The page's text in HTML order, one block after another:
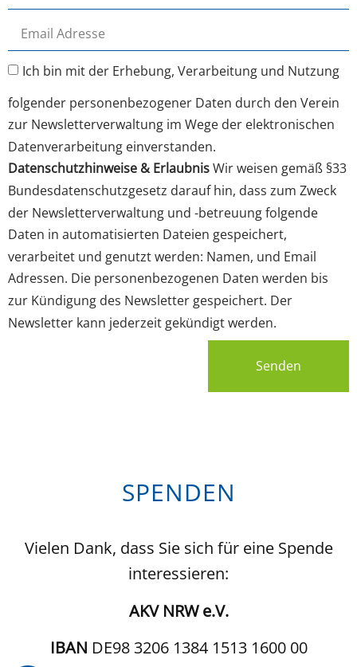
Ich bin mit der Erhebung, Verarbeitung und Nutzung
folgender personenbezogener Daten durch den Verein
zur Newsletterverwaltung im Wege der elektronischen
Datenverarbeitung einverstanden.
Datenschutzhinweise & ErlaubnisWir weisen gemäß §33
Bundesdatenschutzgesetz darauf hin, dass zum Zweck
der Newsletterverwaltung und -betreuung folgende
Daten in automatisierten Dateien gespeichert,
verarbeitet und genutzt werden: Namen, und Email
Adressen. Die personenbezogenen Daten werden bis
zur Kündigung des Newsletter gespeichert. Der
Newsletter kann jederzeit gekündigt werden.
Senden
SPENDEN
Vielen Dank, dass Sie sich für eine Spende
interessieren:
AKV NRW e.V.
IBAN DE98 3206 1384 1513 1600 00